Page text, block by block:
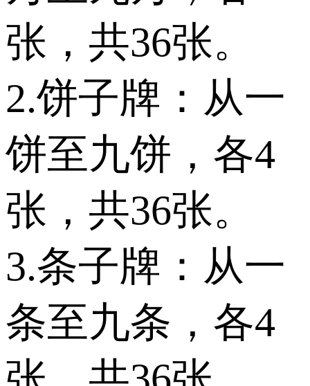
张，共36张。
2.饼子牌：从一
饼至九饼，各4
张，共36张。
3.条子牌：从一
条至九条，各4